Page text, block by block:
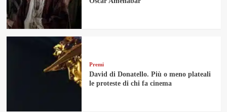
Premi
David di Donatello. Più o meno plateali
le proteste di chi fa cinema